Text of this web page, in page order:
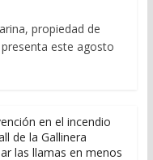
propiedad de
este agosto
en el incendio
de la Gallinera
las llamas en menos